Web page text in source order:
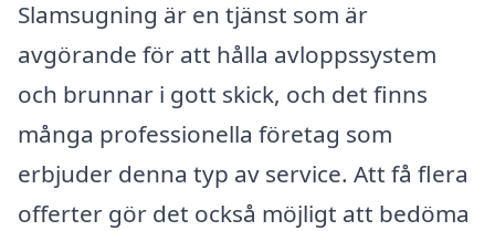
Slamsugning är en tjänst som är
avgörande för att hålla avloppssystem
och brunnar i gott skick, och det finns
många professionella företag som
erbjuder denna typ av service. Att få flera
offerter gör det också möjligt att bedöma